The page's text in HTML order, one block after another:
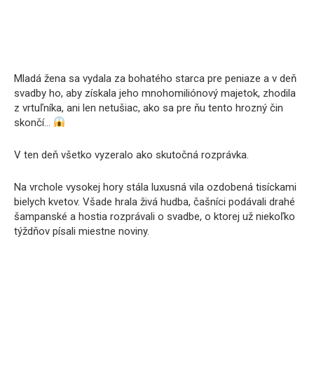
Mladá žena sa vydala za bohatého starca pre peniaze a v deň
svadby ho, aby získala jeho mnohomiliónový majetok, zhodila
z vrtuľníka, ani len netušiac, ako sa pre ňu tento hrozný čin
skončí…
V ten deň všetko vyzeralo ako skutočná rozprávka.
Na vrchole vysokej hory stála luxusná vila ozdobená tisíckami
bielych kvetov. Všade hrala živá hudba, čašníci podávali drahé
šampanské a hostia rozprávali o svadbe, o ktorej už niekoľko
týždňov písali miestne noviny.